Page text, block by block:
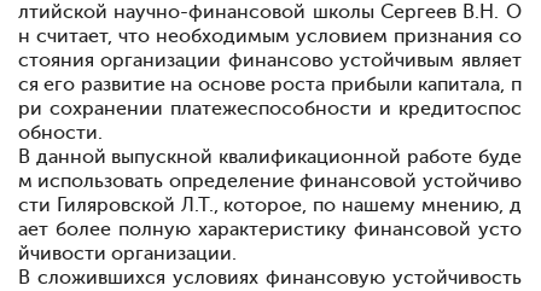
лтийской научно-финансовой школы Сергеев В.Н. О
н считает, что необходимым условием признания со
стояния организации финансово устойчивым являет
ся его развитие на основе роста прибыли капитала, п
ри сохранении платежеспособности и кредитоспос
обности.
В данной выпускной квалификационной работе буде
м использовать определениефинансовой устойчиво
сти Гиляровской Л.Т., которое, по нашему мнению, д
ает более полную характеристику финансовой усто
йчивости организации.
В сложившихся условиях финансовую устойчивость